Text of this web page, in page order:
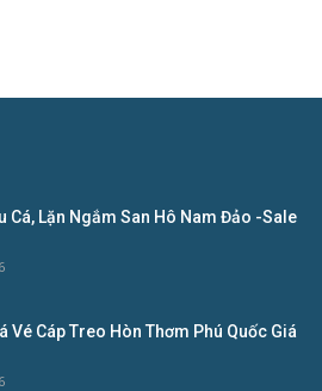
Cá, Lặn Ngắm San Hô Nam Đảo -Sale
Vé Cáp Treo Hòn Thơm Phú Quốc Giá